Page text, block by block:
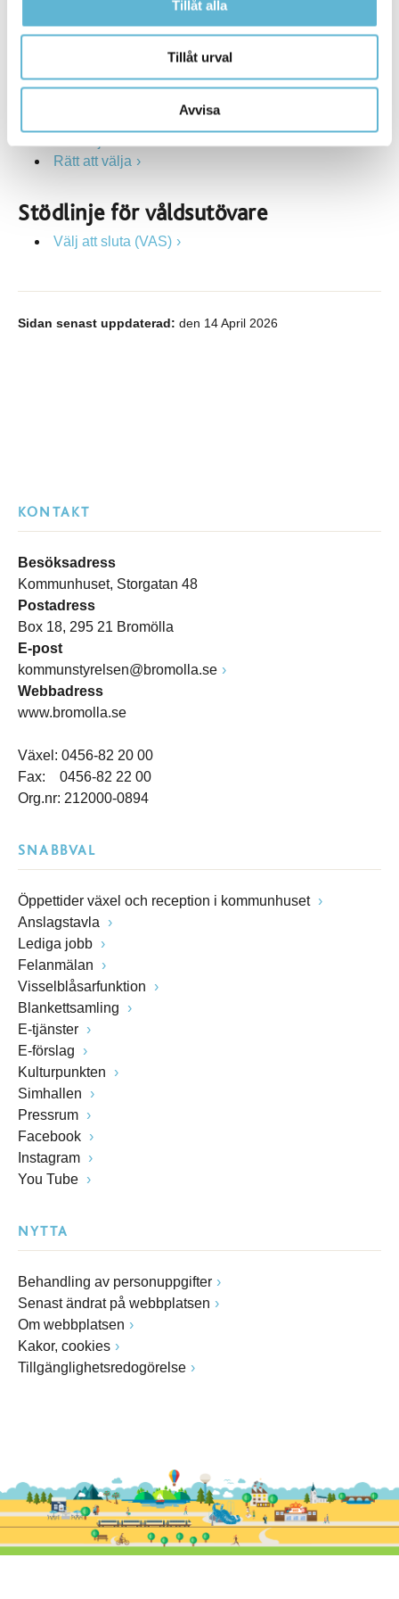
Tillåt alla
Tillåt urval
Avvisa
Stödlinjer för våldsutsatta
Rätt att välja
Stödlinje för våldsutövare
Välj att sluta (VAS)
Sidan senast uppdaterad: den 14 April 2026
KONTAKT
Besöksadress
Kommunhuset, Storgatan 48
Postadress
Box 18, 295 21 Bromölla
E-post
kommunstyrelsen@bromolla.se
Webbadress
www.bromolla.se
Växel: 0456-82 20 00
Fax: 0456-82 22 00
Org.nr: 212000-0894
SNABBVAL
Öppettider växel och reception i kommunhuset
Anslagstavla
Lediga jobb
Felanmälan
Visselblåsarfunktion
Blankettsamling
E-tjänster
E-förslag
Kulturpunkten
Simhallen
Pressrum
Facebook
Instagram
You Tube
NYTTA
Behandling av personuppgifter
Senast ändrat på webbplatsen
Om webbplatsen
Kakor, cookies
Tillgänglighetsredogörelse